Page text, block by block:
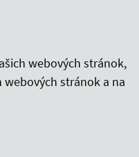
webových stránok,
stránok a na